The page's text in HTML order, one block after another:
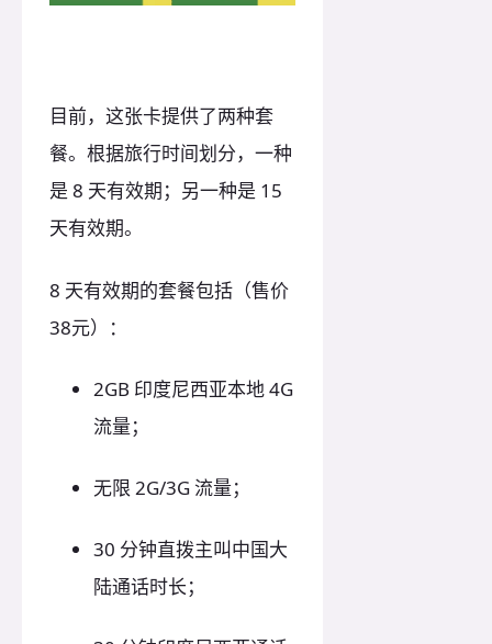
目前，这张卡提供了两种套
餐。根据旅行时间划分，一种
是 8 天有效期；另一种是 15
天有效期。
8 天有效期的套餐包括（售价
38元）：
2GB 印度尼西亚本地 4G
流量；
无限 2G/3G 流量；
30 分钟直拨主叫中国大
陆通话时长；